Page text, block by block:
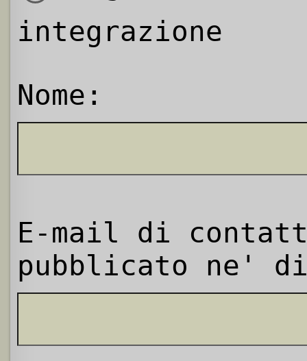
integrazione
Nome:
E-mail di
pubblicato ne'